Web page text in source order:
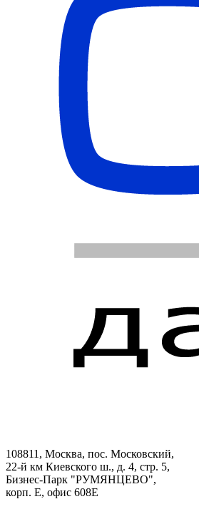
108811, Москва, пос. Московский,
22-й км Киевского ш., д. 4, стр. 5,
Бизнес-Парк "РУМЯНЦЕВО",
корп. Е, офис 608E